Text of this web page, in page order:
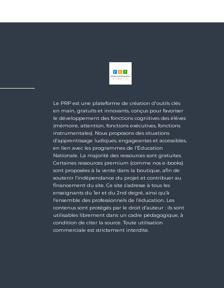
Le PRP est une plateforme de création d'outils clés
en main, gratuits et innovants, conçus pour favoriser
le développement des fonctions cognitives des élèves
(mémoire, attention, fonctions exécutives, fonctions
instrumentales). Nous proposons des situations
d’apprentissage ludiques, engageantes et accessibles,
en lien avec les programmes de l’Éducation
Nationale. La majorité des ressources sont gratuites.
Certaines ressources premium (comme nos e-books)
sont proposées à la vente dans la boutique, afin de
soutenir l’indépendance du projet et contribuer au
financement du site. Ce site s’adresse à tous les
enseignants du 1er et du 2nd degré, ainsi qu’à
l’ensemble des professionnels de l’éducation. Les
contenus sont protégés par le droit d’auteur : ils sont
utilisables librement dans un cadre pédagogique, à
condition de citer la source. Toute utilisation
commerciale est strictement interdite.